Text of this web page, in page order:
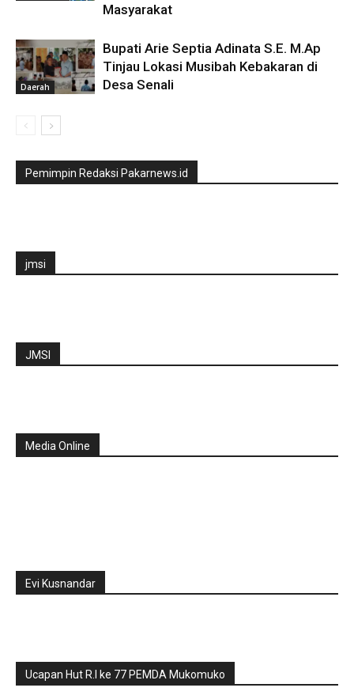
Masyarakat
Daerah
Bupati Arie Septia Adinata S.E. M.Ap
Tinjau Lokasi Musibah Kebakaran di
Desa Senali
Pemimpin Redaksi Pakarnews.id
jmsi
JMSI
Media Online
Evi Kusnandar
Ucapan Hut R.I ke 77 PEMDA Mukomuko